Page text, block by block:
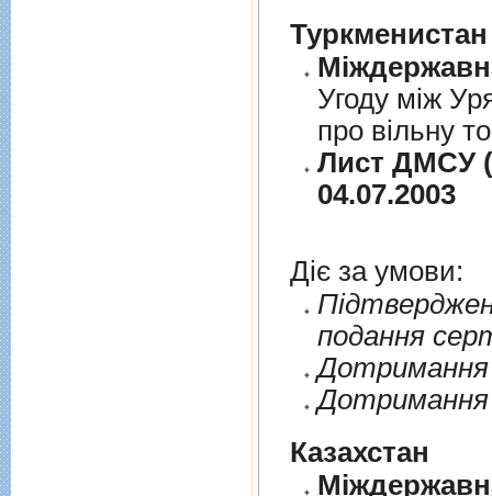
Туркменистан
Угоду між
про вільну
Лист ДМСУ
04.07.2003
Діє за умови:
подання
Дотримання
Дотримання
Казахстан